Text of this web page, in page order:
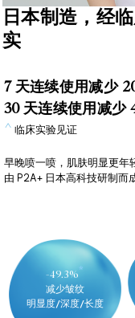
日本制造， 经
实
7 天连续使用减少
30 天连续使用减少
^ 临床实验见证
早晚喷一喷，肌肤明显更年
由 P2A+ 日本高科技研制而
-49.3%*
减少皱纹
明显度/深度/长度